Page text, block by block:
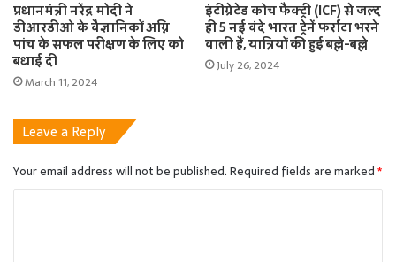
प्रधानमंत्री नरेंद्र मोदी ने
डीआरडीओ के वैज्ञानिकों अग्नि
पांच के सफल परीक्षण के लिए को
बधाई दी
March 11, 2024
इंटीग्रेटेड कोच फैक्ट्री (ICF) से जल्द
ही 5 नई वंदे भारत ट्रेनें फर्राटा भरने
वाली हैं, यात्रियों की हुई बल्ले-बल्ले
July 26, 2024
Leave a Reply
Your email address will not be published.Required fields are marked*